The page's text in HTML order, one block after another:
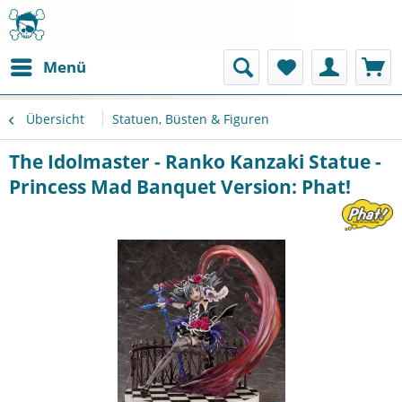
Menü
Übersicht Statuen, Büsten & Figuren
The Idolmaster - Ranko Kanzaki Statue -
Princess Mad Banquet Version: Phat!